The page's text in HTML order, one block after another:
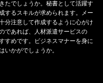
たでしょうか。秘書として活躍す
するスキルが求められます。メー
分注意して作成するように心がけ
であれば、人材派遣サービスの
すめです。ビジネスマナーを身に
いかがでしょうか。